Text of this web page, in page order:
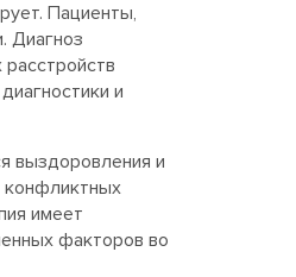
Пациенты,
Диагноз
и
выздоровления и
конфликтных
имеет
факторов во